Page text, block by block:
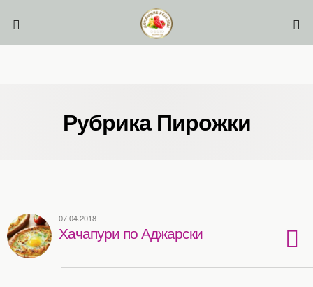
Рубрика Пирожки
07.04.2018
Хачапури по Аджарски